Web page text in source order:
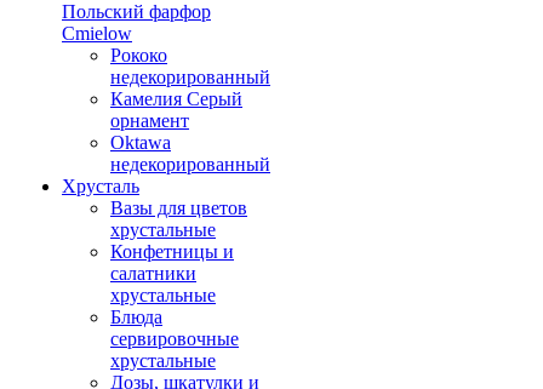
Польский фарфор
Сmielow
Рококо
недекорированный
Камелия Серый
орнамент
Oktawa
недекорированный
Хрусталь
Вазы для цветов
хрустальные
Конфетницы и
салатники
хрустальные
Блюда
сервировочные
хрустальные
Дозы, шкатулки и